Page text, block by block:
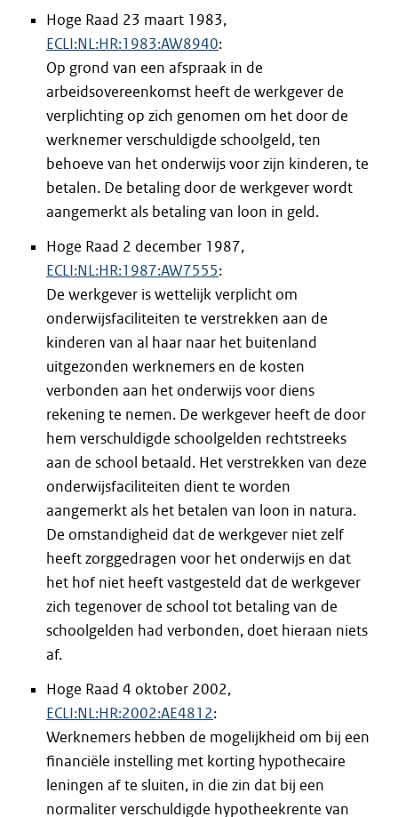
Hoge Raad 23 maart 1983,
ECLI:NL:HR:1983:AW8940:
Op grond van een afspraak in de
arbeidsovereenkomst heeft de werkgever de
verplichting op zich genomen om het door de
werknemer verschuldigde schoolgeld, ten
behoeve van het onderwijs voor zijn kinderen, te
betalen. De betaling door de werkgever wordt
aangemerkt als betaling van loon in geld.
Hoge Raad 2 december 1987,
ECLI:NL:HR:1987:AW7555:
De werkgever is wettelijk verplicht om
onderwijsfaciliteiten te verstrekken aan de
kinderen van al haar naar het buitenland
uitgezonden werknemers en de kosten
verbonden aan het onderwijs voor diens
rekening te nemen. De werkgever heeft de door
hem verschuldigde schoolgelden rechtstreeks
aan de school betaald. Het verstrekken van deze
onderwijsfaciliteiten dient te worden
aangemerkt als het betalen van loon in natura.
De omstandigheid dat de werkgever niet zelf
heeft zorggedragen voor het onderwijs en dat
het hof niet heeft vastgesteld dat de werkgever
zich tegenover de school tot betaling van de
schoolgelden had verbonden, doet hieraan niets
af.
Hoge Raad 4 oktober 2002,
ECLI:NL:HR:2002:AE4812:
Werknemers hebben de mogelijkheid om bij een
financiële instelling met korting hypothecaire
leningen af te sluiten, in die zin dat bij een
normaliter verschuldigde hypotheekrente van